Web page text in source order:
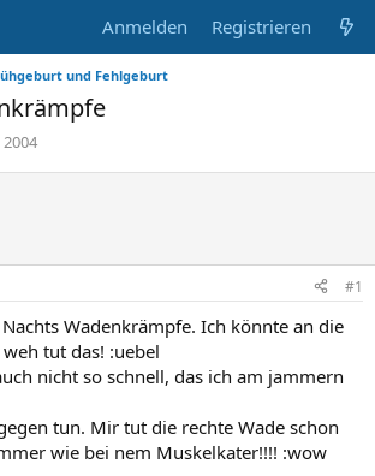
Anmelden Registrieren
und Fehlgeburt
#1
Wadenkrämpfe. Ich könnte an die
tut das! :uebel
nicht so schnell, das ich am jammern
tun. Mir tut die rechte Wade schon
wie bei nem Muskelkater!!!! :wow